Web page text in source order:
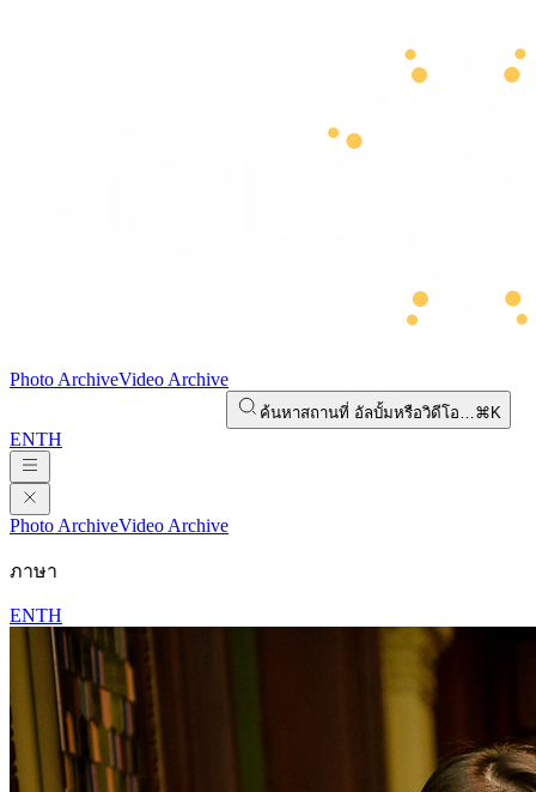
Photo ArchiveVideo Archive
ค้นหาสถานที่ อัลบั้มหรือวิดีโอ…⌘K
ENTH
Photo ArchiveVideo Archive
ภาษา
ENTH